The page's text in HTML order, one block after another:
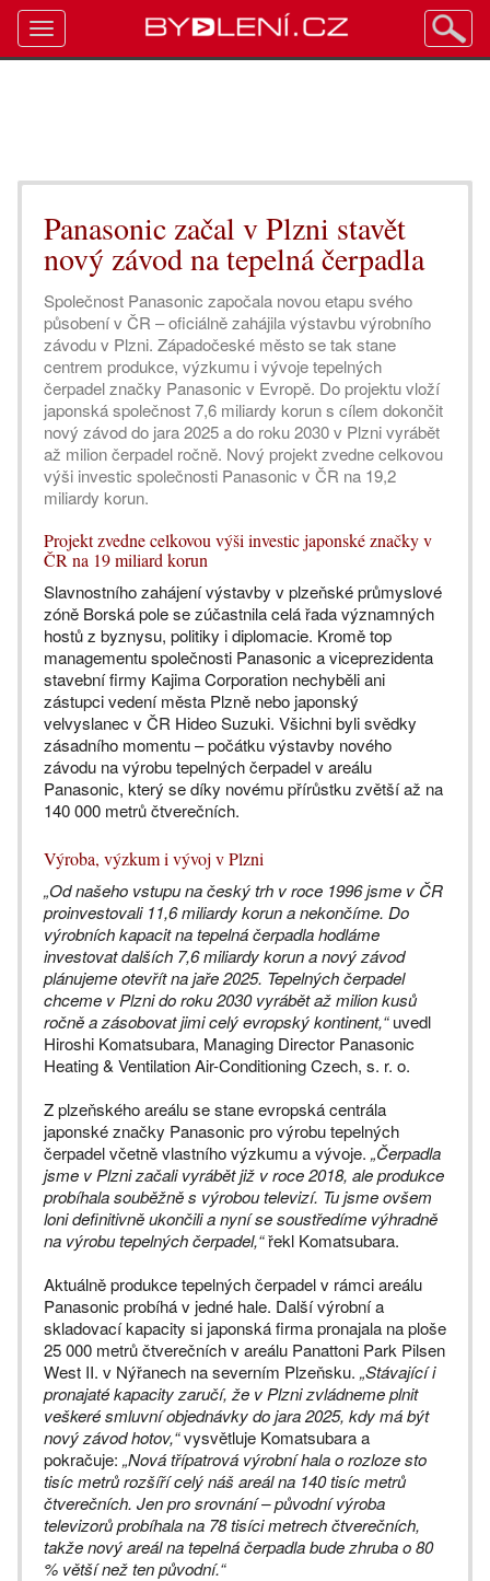
Panasonic začal v Plzni stavět
nový závod na tepelná čerpadla
Společnost Panasonic započala novou etapu svého
působení v ČR – oficiálně zahájila výstavbu výrobního
závodu v Plzni. Západočeské město se tak stane
centrem produkce, výzkumu i vývoje tepelných
čerpadel značky Panasonic v Evropě. Do projektu vloží
japonská společnost 7,6 miliardy korun s cílem dokončit
nový závod do jara 2025 a do roku 2030 v Plzni vyrábět
až milion čerpadel ročně. Nový projekt zvedne celkovou
výši investic společnosti Panasonic v ČR na 19,2
miliardy korun.
Projekt zvedne celkovou výši investic japonské značky v
ČR na 19 miliard korun
Slavnostního zahájení výstavby v plzeňské průmyslové
zóně Borská pole se zúčastnila celá řada významných
hostů z byznysu, politiky i diplomacie. Kromě top
managementu společnosti Panasonic a viceprezidenta
stavební firmy Kajima Corporation nechyběli ani
zástupci vedení města Plzně nebo japonský
velvyslanec v ČR Hideo Suzuki. Všichni byli svědky
zásadního momentu – počátku výstavby nového
závodu na výrobu tepelných čerpadel v areálu
Panasonic, který se díky novému přírůstku zvětší až na
140 000 metrů čtverečních.
Výroba, výzkum i vývoj v Plzni
„Od našeho vstupu na český trh v roce 1996 jsme v ČR
proinvestovali 11,6 miliardy korun a nekončíme. Do
výrobních kapacit na tepelná čerpadla hodláme
investovat dalších 7,6 miliardy korun a nový závod
plánujeme otevřít na jaře 2025. Tepelných čerpadel
chceme v Plzni do roku 2030 vyrábět až milion kusů
ročně a zásobovat jimi celý evropský kontinent,“uvedl
Hiroshi Komatsubara, Managing Director Panasonic
Heating & Ventilation Air-Conditioning Czech, s. r. o.
Z plzeňského areálu se stane evropská centrála
japonské značky Panasonic pro výrobu tepelných
čerpadel včetně vlastního výzkumu a vývoje. „Čerpadla
jsme v Plzni začali vyrábět již v roce 2018, ale produkce
probíhala souběžně s výrobou televizí. Tu jsme ovšem
loni definitivně ukončili a nyní se soustředíme výhradně
na výrobu tepelných čerpadel,“řekl Komatsubara.
Aktuálně produkce tepelných čerpadel v rámci areálu
Panasonic probíhá v jedné hale. Další výrobní a
skladovací kapacity si japonská firma pronajala na ploše
25 000 metrů čtverečních v areálu Panattoni Park Pilsen
West II. v Nýřanech na severním Plzeňsku. „Stávající i
pronajaté kapacity zaručí, že v Plzni zvládneme plnit
veškeré smluvní objednávky do jara 2025, kdy má být
nový závod hotov,“vysvětluje Komatsubara a
pokračuje: „Nová třípatrová výrobní hala o rozloze sto
tisíc metrů rozšíří celý náš areál na 140 tisíc metrů
čtverečních. Jen pro srovnání – původní výroba
televizorů probíhala na 78 tisíci metrech čtverečních,
takže nový areál na tepelná čerpadla bude zhruba o 80
% větší než ten původní.“
Toggle
navigation